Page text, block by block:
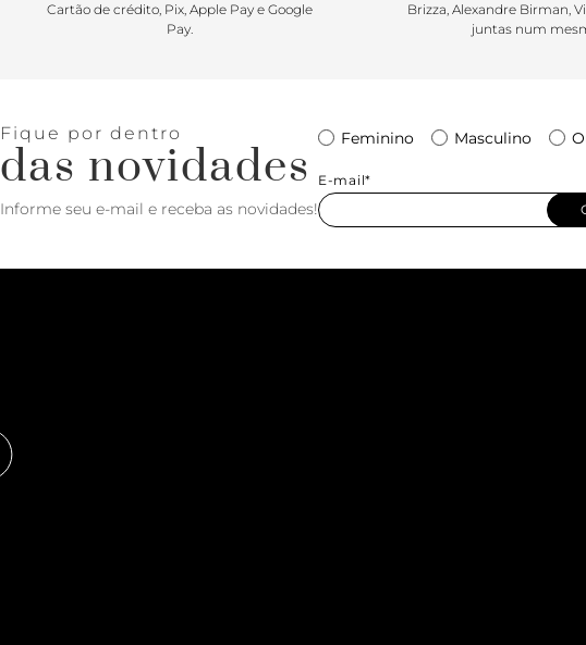
Cartão de crédito, Pix, Apple Pay e Google
Pay.
Brizza, Alexandre Birman,
juntas num
Fique por dentro
das novidades
Informe seu e-mail e receba as novidades!
Feminino Masculino
E-mail*